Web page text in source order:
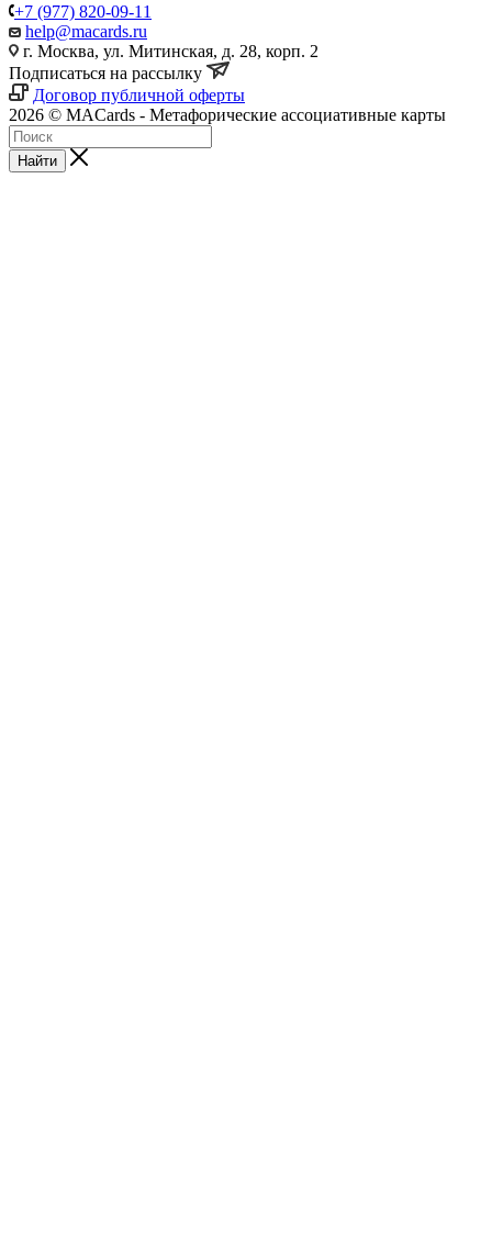
+7 (977) 820-09-11
help@macards.ru
г. Москва, ул. Митинская, д. 28, корп. 2
Подписаться на рассылку
Договор публичной оферты
2026 © MACards - Метафорические ассоциативные карты
Найти